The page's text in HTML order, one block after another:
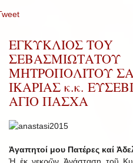
ΕΓΚΥΚΛΙΟΣ ΤΟY
ΣΕΒΑΣΜΙΩΤAΤΟΥ
ΜΗΤΡΟΠΟΛIΤΟΥ
IΚΑΡΙΑΣ κ.κ.
ΑΓΙΟ ΠΑΣΧΑ
Ἀγαπητοί μου Πατέρες καί